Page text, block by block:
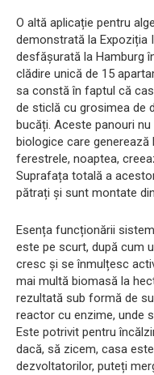
O altă aplicație pentru
demonstrată la Expoziția
desfășurată la Hamburg
clădire unică de 15
sa constă în faptul că
de sticlă cu grosimea de
bucăți. Aceste panouri
biologice care
ferestrele, noaptea,
Suprafața totală a
pătrați și sunt montate
Esența funcționării
este pe scurt, după cum
cresc și se înmulțesc
mai multă biomasă la
rezultată sub formă de
reactor cu enzime, unde
Este potrivit pentru
dacă, să zicem, casa
dezvoltatorilor, puteți